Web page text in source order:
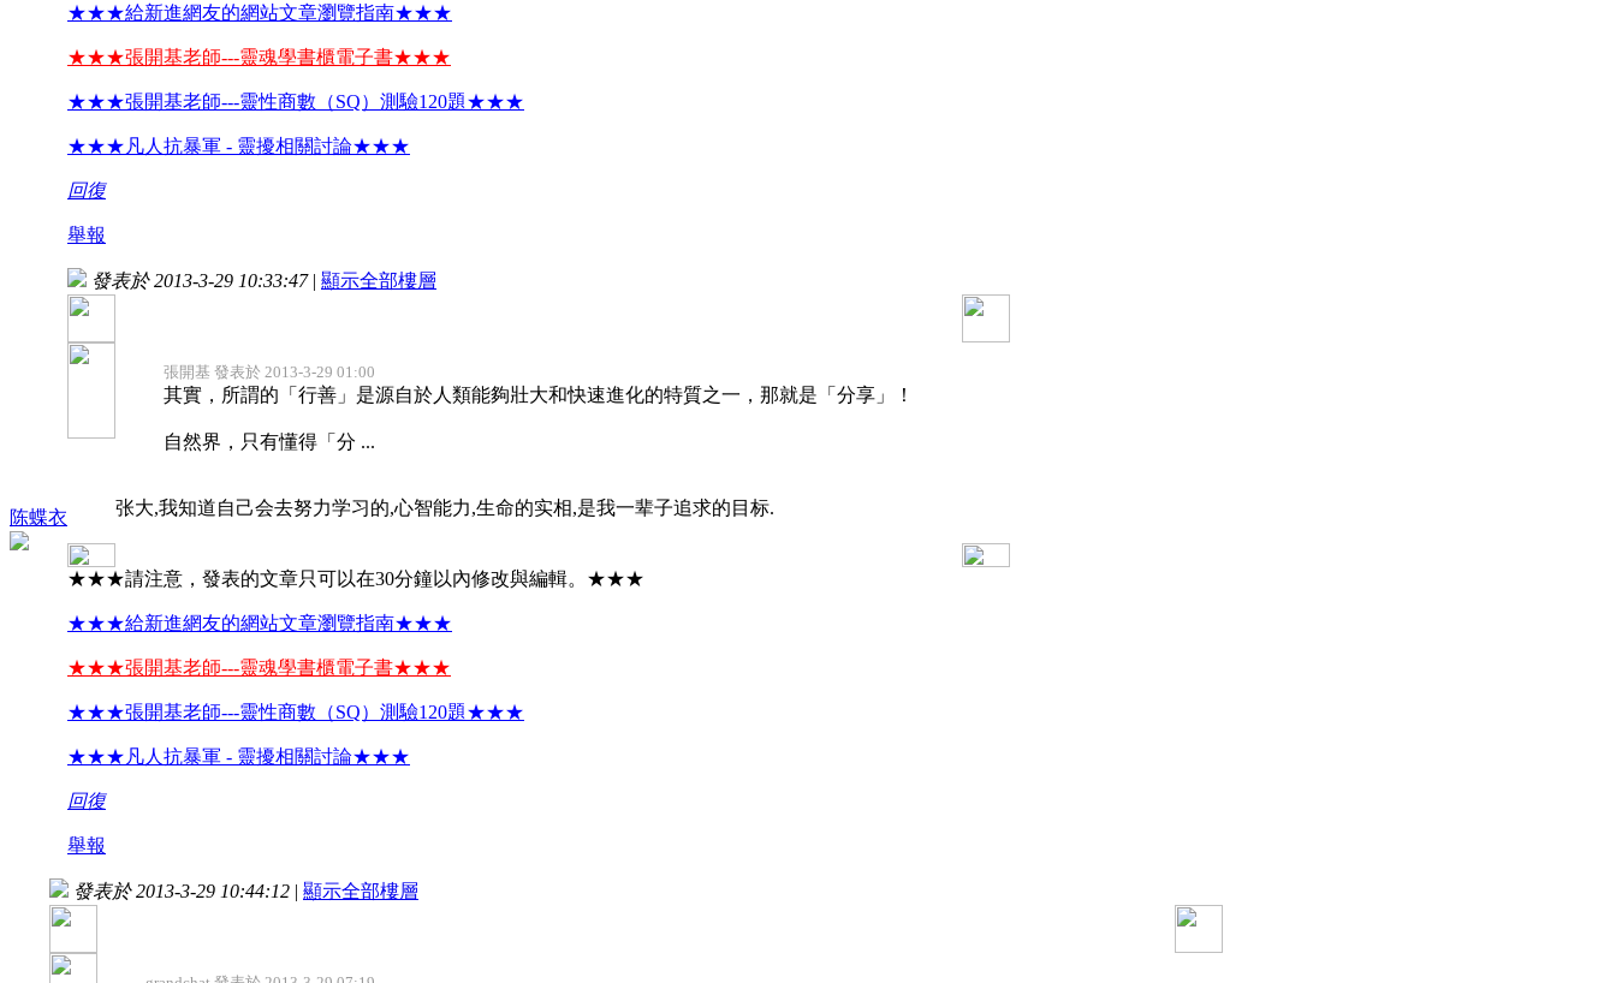
★★★給新進網友的網站文章瀏覽指南★★★
★★★張開基老師---靈魂學書櫃電子書★★★
★★★張開基老師---靈性商數（SQ）測驗120題★★★
★★★凡人抗暴軍 - 靈擾相關討論★★★
回復
舉報
陈蝶衣
發表於 2013-3-29 10:33:47 | 顯示全部樓層
張開基 發表於 2013-3-29 01:00
其實，所謂的「行善」是源自於人類能夠壯大和快速進化的特質之一，那就是「分享」！
自然界，只有懂得「分 ...
张大,我知道自己会去努力学习的,心智能力,生命的实相,是我一辈子追求的目标.
★★★請注意，發表的文章只可以在30分鐘以內修改與編輯。★★★
★★★給新進網友的網站文章瀏覽指南★★★
★★★張開基老師---靈魂學書櫃電子書★★★
★★★張開基老師---靈性商數（SQ）測驗120題★★★
★★★凡人抗暴軍 - 靈擾相關討論★★★
回復
舉報
發表於 2013-3-29 10:44:12 | 顯示全部樓層